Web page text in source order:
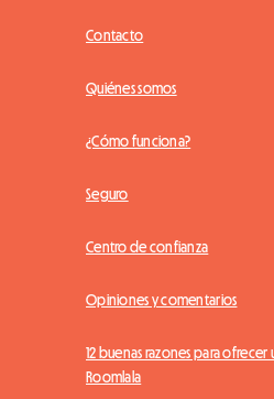
Contacto
Quiénes somos
¿Cómo funciona?
Seguro
Centro de confianza
Opiniones y comentarios
12 buenas razones para
Roomlala